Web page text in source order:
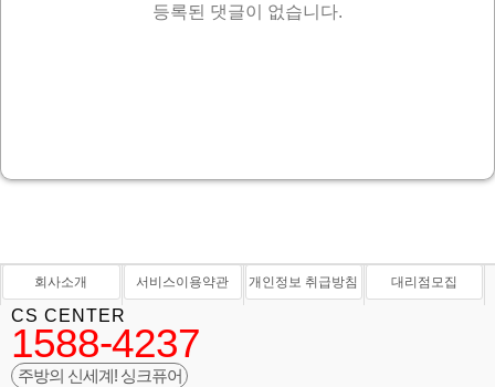
등록된 댓글이 없습니다.
회사소개 서비스이용약관 개인정보 취급방침 대리점모집
CS CENTER
1588-4237
주방의 신세계! 싱크퓨어